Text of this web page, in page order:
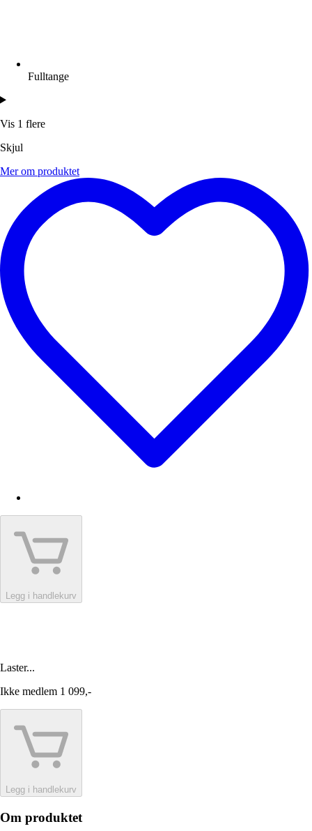
Fulltange
Vis 1 flere
Skjul
Mer om produktet
Legg i handlekurv
Laster...
Ikke medlem 1 099,-
Legg i handlekurv
Om produktet